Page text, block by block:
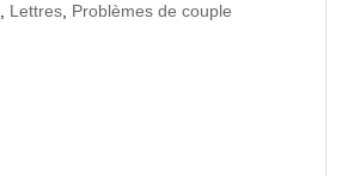
Lettres Problèmes de couple